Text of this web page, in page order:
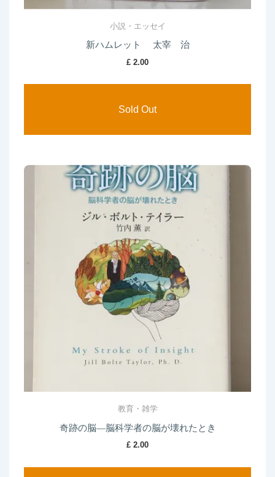
小説・エッセイ
新ハムレット 太宰 治
£ 2.00
教育・雑学
奇跡の脳―脳科学者の脳が壊れたとき
£ 2.00